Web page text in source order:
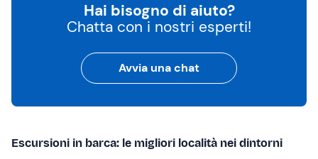
Hai bisogno di aiuto?
Chatta con i nostri esperti!
Avvia una chat
Escursioni in barca: le migliori località nei dintorni